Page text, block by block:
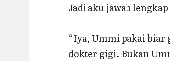
Jadi aku jawab
“Iya, Ummi pakai biar
dokter gigi. Bukan